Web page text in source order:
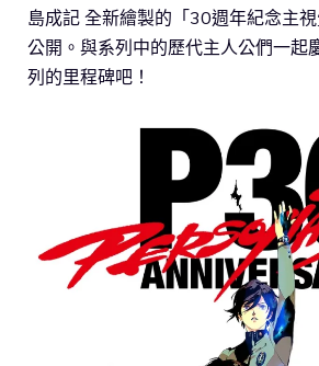
島成記 全新繪製的「30週年紀念主
公開。與系列中的歷代主人公們一起
列的里程碑吧！